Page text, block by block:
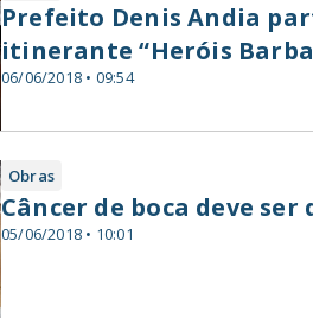
06/06/2018 • 09:54
Prefeito Denis Andia
itinerante “Heróis
Obras
05/06/2018 • 10:01
Câncer de boca deve